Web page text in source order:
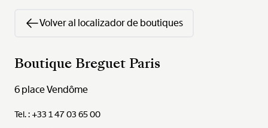
Volver al localizador de boutiques
Boutique Breguet Paris
6 place Vendôme
Tel. : +33 1 47 03 65 00